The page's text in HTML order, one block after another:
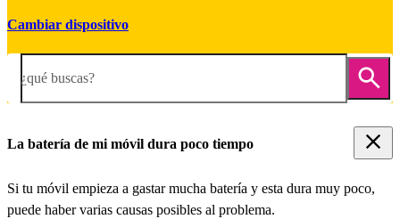
Cambiar dispositivo
¿qué buscas?
La batería de mi móvil dura poco tiempo
Si tu móvil empieza a gastar mucha batería y esta dura muy poco,
puede haber varias causas posibles al problema.